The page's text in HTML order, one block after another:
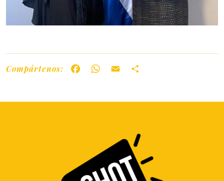
Compártenos: FacebookWhatsApp
Email